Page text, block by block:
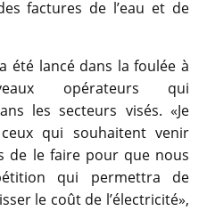
factures de l’eau et de
été lancé dans la foulée à
opérateurs qui
les secteurs visés. «Je
qui souhaitent venir
de le faire pour que nous
qui permettra de
le coût de l’électricité»,